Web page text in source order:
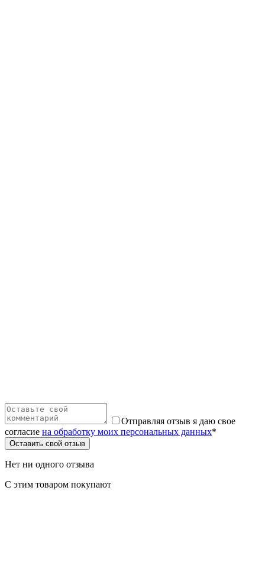
Отправляя отзыв я даю свое
согласие на обработку моих персональных данных*
Оставить свой отзыв
Нет ни одного отзыва
С этим товаром покупают